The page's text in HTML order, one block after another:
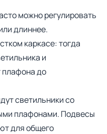
можно регулировать
длиннее.
каркасе: тогда
и
плафона до
светильники со
плафонами. Подвесы
для общего